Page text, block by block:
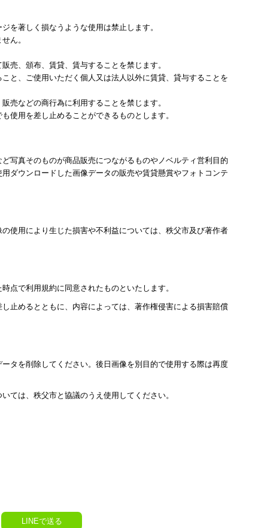
を著しく損なうような使用は禁止します。
ん。
売、頒布、賃貸、賃与することを禁じます。
と、ご使用いただく個人又は法人以外に賃貸、貸与することを
売などの商行為に利用することを禁じます。
使用を差し止めることができるものとします。
写真そのものが商品販売につながるものやノベルティ営利目的
ダウンロードした画像データの販売や賃貸懸賞やフォトコンテ
使用により生じた損害や不利益については、秩父市及び著作者
点で利用規約に同意されたものといたします。
止めるとともに、内容によっては、著作権侵害による損害賠償
タを削除してください。後日画像を別目的で使用する際は再度
ては、秩父市と協議のうえ使用してください。
LINEで送る